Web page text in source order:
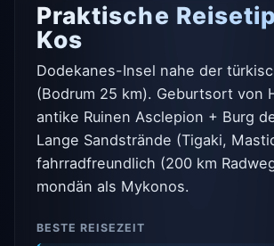
Praktische
Kos
Dodekanes-Insel nahe der
(Bodrum 25 km). Geburtsort von
antike Ruinen Asclepion + Burg
Lange Sandstrände (Tigaki,
fahrradfreundlich (200 km
mondän als Mykonos.
BESTE REISEZEIT